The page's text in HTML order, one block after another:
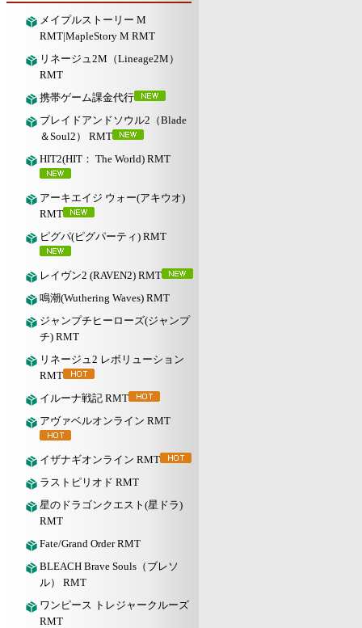
メイプルストーリー M
RMT|MapleStory M RMT
リネージュ2M（Lineage2M）
RMT
携帯ゲーム課金代行
ブレイドアンドソウル2（Blade
＆Soul2） RMT
HIT2(HIT： The World) RMT
アーキエイジ ウォー(アキウオ)
RMT
ピグパ(ピグパーティ) RMT
レイヴン2 (RAVEN2) RMT
鳴潮(Wuthering Waves) RMT
ジャンプチヒーローズ(ジャンプ
チ) RMT
リネージュ2 レボリューション
RMT
イルーナ戦記 RMT
アヴァベルオンライン RMT
イザナギオンライン RMT
ラストピリオド RMT
星のドラゴンクエスト(星ドラ)
RMT
Fate/Grand Order RMT
BLEACH Brave Souls（ブレソ
ル） RMT
ワンピース トレジャークルーズ
RMT